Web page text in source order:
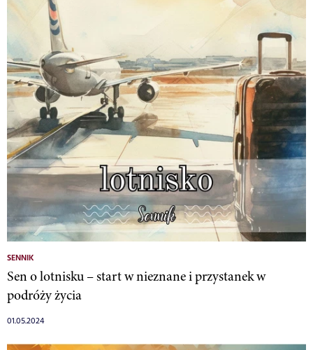
SENNIK
Sen o lotnisku – start w nieznane i przystanek w
podróży życia
01.05.2024